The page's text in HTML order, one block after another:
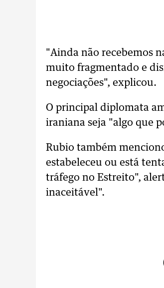
"Ainda não recebemos
muito fragmentado e
negociações", explicou.
O principal diplomata
iraniana seja "algo que
Rubio também
estabeleceu ou está
tráfego no Estreito",
inaceitável".